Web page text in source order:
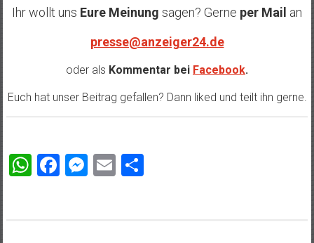
Ihr wollt uns Eure Meinung sagen? Gerne per Mail an
presse@anzeiger24.de
oder als Kommentar bei Facebook.
Euch hat unser Beitrag gefallen? Dann liked und teilt ihn gerne.
WhatsApp
Facebook
Messenger
Email